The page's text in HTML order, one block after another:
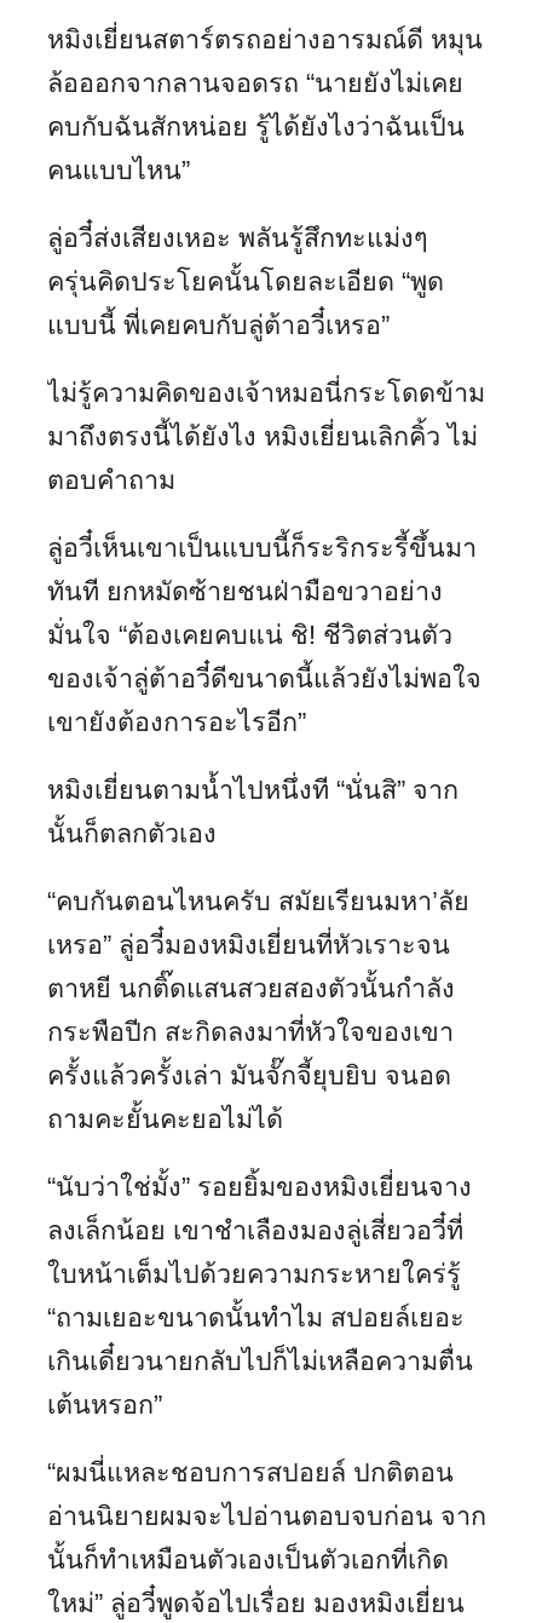
หมิงเยี่ยนสตาร์ตรถอย่างอารมณ์ดี หมุน
ล้อออกจากลานจอดรถ “นายยังไม่เคย
คบกับฉันสักหน่อย รู้ได้ยังไงว่าฉันเป็น
คนแบบไหน”
ลู่อวี๋ส่งเสียงเหอะ พลันรู้สึกทะแม่งๆ
ครุ่นคิดประโยคนั้นโดยละเอียด “พูด
แบบนี้ พี่เคยคบกับลู่ต้าอวี๋เหรอ”
ไม่รู้ความคิดของเจ้าหมอนี่กระโดดข้าม
มาถึงตรงนี้ได้ยังไง หมิงเยี่ยนเลิกคิ้ว ไม่
ตอบคำถาม
ลู่อวี๋เห็นเขาเป็นแบบนี้ก็ระริกระรี้ขึ้นมา
ทันที ยกหมัดซ้ายชนฝ่ามือขวาอย่าง
มั่นใจ “ต้องเคยคบแน่ ชิ! ชีวิตส่วนตัว
ของเจ้าลู่ต้าอวี๋ดีขนาดนี้แล้วยังไม่พอใจ
เขายังต้องการอะไรอีก”
หมิงเยี่ยนตามน้ำไปหนึ่งที “นั่นสิ” จาก
นั้นก็ตลกตัวเอง
“คบกันตอนไหนครับ สมัยเรียนมหา’ลัย
เหรอ” ลู่อวี๋มองหมิงเยี่ยนที่หัวเราะจน
ตาหยี นกติ๊ดแสนสวยสองตัวนั้นกำลัง
กระพือปีก สะกิดลงมาที่หัวใจของเขา
ครั้งแล้วครั้งเล่า มันจั๊กจี้ยุบยิบ จนอด
ถามคะยั้นคะยอไม่ได้
“นับว่าใช่มั้ง” รอยยิ้มของหมิงเยี่ยนจาง
ลงเล็กน้อย เขาชำเลืองมองลู่เสี่ยวอวี๋ที่
ใบหน้าเต็มไปด้วยความกระหายใคร่รู้
“ถามเยอะขนาดนั้นทำไม สปอยล์เยอะ
เกินเดี๋ยวนายกลับไปก็ไม่เหลือความตื่น
เต้นหรอก”
“ผมนี่แหละชอบการสปอยล์ ปกติตอน
อ่านนิยายผมจะไปอ่านตอบจบก่อน จาก
นั้นก็ทำเหมือนตัวเองเป็นตัวเอกที่เกิด
ใหม่” ลู่อวี๋พูดจ้อไปเรื่อย มองหมิงเยี่ยน